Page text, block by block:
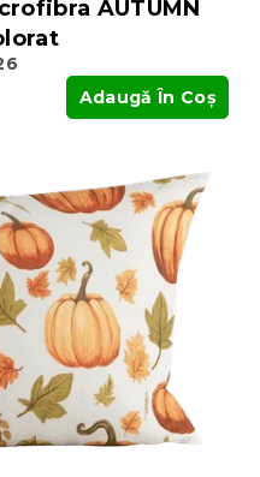
AUTUMN
Adaugă În Coş